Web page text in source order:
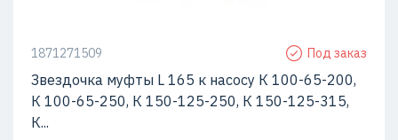
1871271509 Под заказ
Звездочка муфты L 165 к насосу К 100-65-200,
К 100-65-250, К 150-125-250, К 150-125-315,
К...